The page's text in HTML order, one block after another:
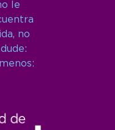
le
no
dude: